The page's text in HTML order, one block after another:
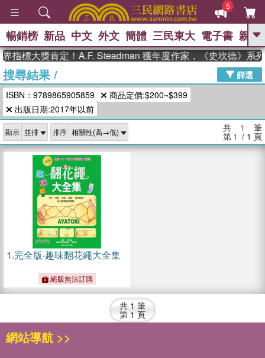
5
GO
高希均教授回憶錄
、 The Odyssey 、 父親節 、 如果歷
史是一群喵 、 暑期推薦
登輝時代 、 數學女孩：黎曼猜想 、
偉大的迷走神經
暢銷榜 新品 中文 外文 簡體 三民東大 電子書 親子
指標大獎肯定！A.F. Steadman 獲年度作家，《史坎德》系
搜尋結果/
篩選
ISBN：9789865905859
商品定價:$200~$399
出版日期:2017年以前
顯示 排序 共 1 筆
第 1 / 1 頁
1.完全版‧趣味翻花繩大全集
絕版無法訂購
共 1 筆
第 1 頁
網站導航 >>